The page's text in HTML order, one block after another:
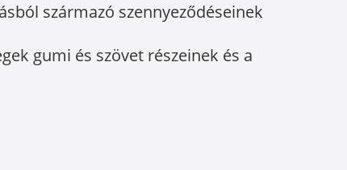
származó szennyeződéseinek
gumi és szövet részeinek és a